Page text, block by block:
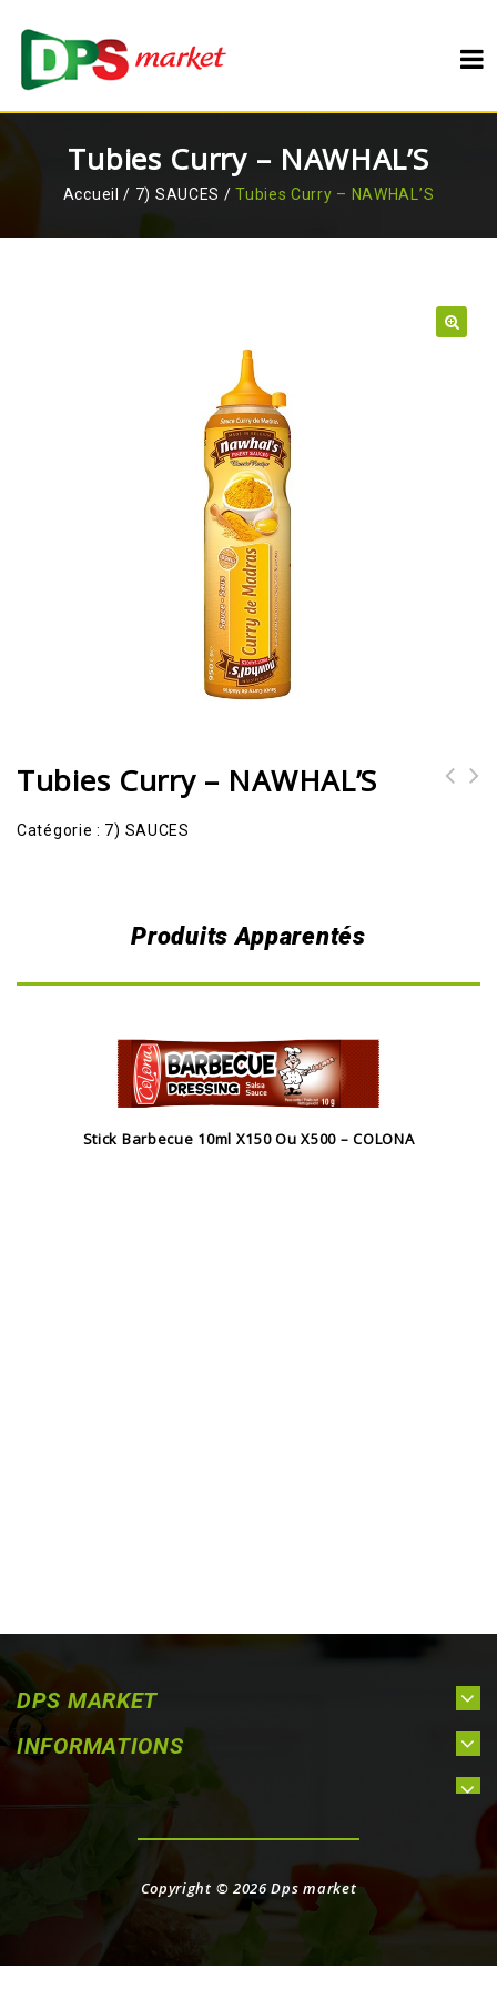
Tubies Curry – NAWHAL’S
Accueil / 7) SAUCES /Tubies Curry – NAWHAL’S
Tubies Curry – NAWHAL’S
Catégorie : 7) SAUCES
Produits Apparentés
Stick Barbecue 10ml X150 Ou X500 – COLONA
DPS MARKET
INFORMATIONS
Copyright © 2026Dps market